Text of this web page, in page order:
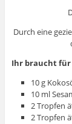
Durch eine
Ihr braucht für
10 g
10 ml
2 Tropfen
2 Tropfen